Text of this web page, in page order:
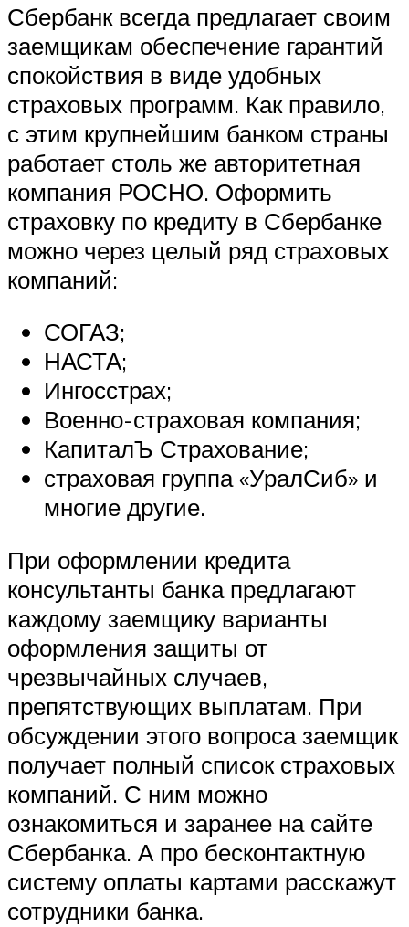
Сбербанк всегда предлагает своим
заемщикам обеспечение гарантий
спокойствия в виде удобных
страховых программ. Как правило,
с этим крупнейшим банком страны
работает столь же авторитетная
компания РОСНО. Оформить
страховку по кредиту в Сбербанке
можно через целый ряд страховых
компаний:
СОГАЗ;
НАСТА;
Ингосстрах;
Военно-страховая компания;
КапиталЪ Страхование;
страховая группа «УралСиб» и
многие другие.
При оформлении кредита
консультанты банка предлагают
каждому заемщику варианты
оформления защиты от
чрезвычайных случаев,
препятствующих выплатам. При
обсуждении этого вопроса заемщик
получает полный список страховых
компаний. С ним можно
ознакомиться и заранее на сайте
Сбербанка. А про бесконтактную
систему оплаты картами расскажут
сотрудники банка.